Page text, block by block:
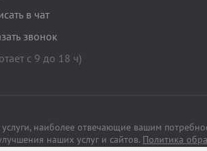
в чат
звонок
с 9 до 18 ч)
наиболее отвечающие вашим
наших услуг и сайтов. Политика